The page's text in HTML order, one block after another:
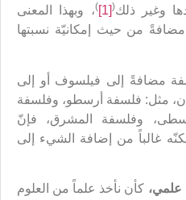
وغير ذلك(
[1]
)، وبهذا المعنى
من حيث إمكانيّة نسبتها
مضافةً إلى فيلسوف أو إلى
مثل: فلسفة أرسطو، وفلسفة
وفلسفة المشرق، فإنّ
غالباً من إضافة الشيء إلى
علمي، كأن نأخذ علماً من العلوم